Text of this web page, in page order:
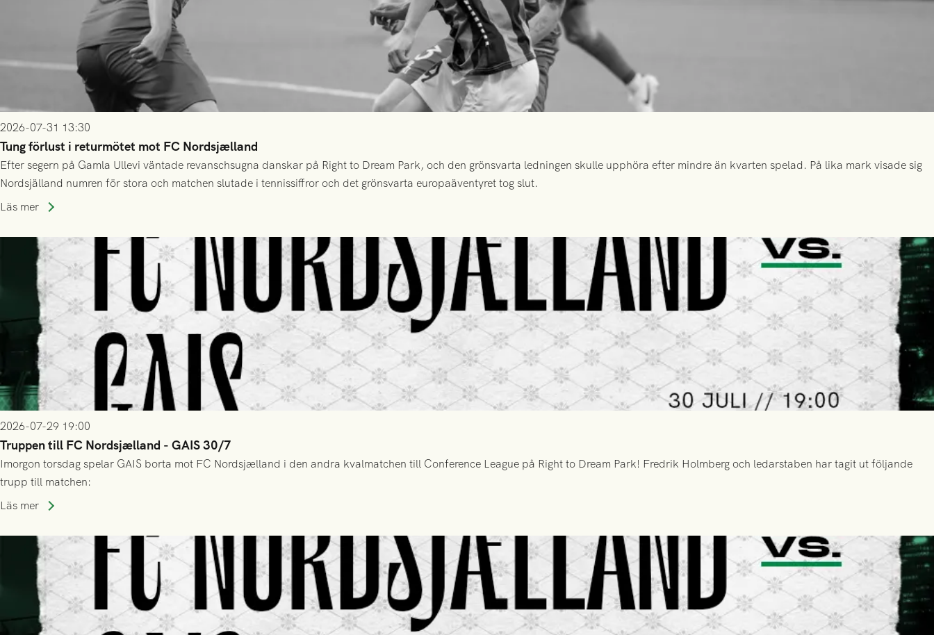
2026-07-31 13:30
Tung förlust i returmötet mot FC Nordsjælland
Efter segern på Gamla Ullevi väntade revanschsugna danskar på Right to Dream Park, och den grönsvarta ledningen skulle upphöra efter mindre än kvarten spelad. På lika mark visade sig
Nordsjälland numren för stora och matchen slutade i tennissiffror och det grönsvarta europaäventyret tog slut.
Läs mer
2026-07-29 19:00
Truppen till FC Nordsjælland - GAIS 30/7
Imorgon torsdag spelar GAIS borta mot FC Nordsjælland i den andra kvalmatchen till Conference League på Right to Dream Park! Fredrik Holmberg och ledarstaben har tagit ut följande
trupp till matchen:
Läs mer